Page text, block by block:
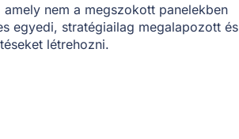
nem a megszokott panelekben
egyedi, stratégiailag megalapozott és
létrehozni.